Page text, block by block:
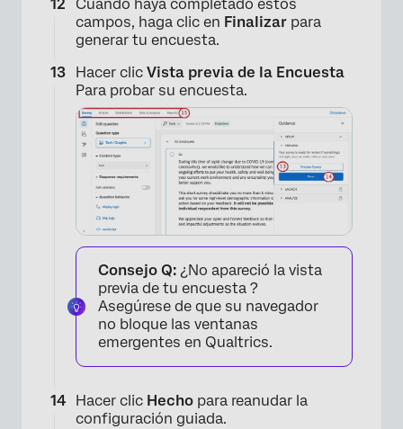
Cuando haya completado estos
campos, haga clic en Finalizar para
generar tu encuesta.
Hacer clic Vista previa de la Encuesta
Para probar su encuesta.
Consejo Q: ¿No apareció la vista
previa de tu encuesta ?
Asegúrese de que su navegador
no bloque las ventanas
emergentes en Qualtrics.
Hacer clic Hecho para reanudar la
configuración guiada.